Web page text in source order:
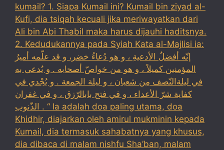
kumail? 1. Siapa Kumail ini? Kumail bin ziyad al-
Kufi, dia tsiqah kecuali jika meriwayatkan dari
Ali bin Abi Thabil maka harus dijauhi haditsnya.
2. Kedudukannya pada Syiah Kata al-Majlisi ia:
إنّه أفضلُ الأدعيةِ ، و هو دُعاءُ خضر، و قد علّمه أميرُ
المؤمنين كميلاً ، و هو من خواصّ أصحابه . و يُدعى به
في ليلةالنّصف مِن شعبان ، و ليلة الجمعة . و يُجْدي في
كفاية شرّ الأعداء ، و في فتح بابالرّزق ، و في غفران
الذّنوب . “ Ia adalah doa paling utama, doa
Khidhir, diajarkan oleh amirul mukminin kepada
Kumail, dia termasuk sahabatnya yang khusus,
dia dibaca di malam nishfu Sha’ban, malam